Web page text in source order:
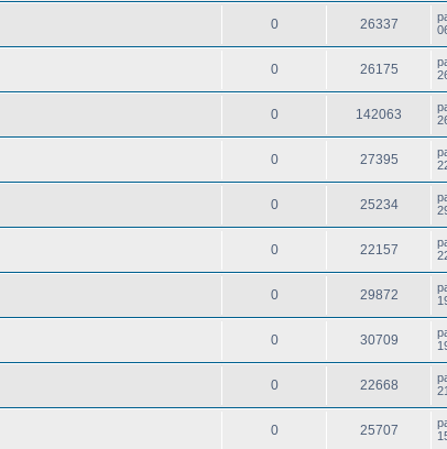
0 26337
0 26175
0 142063
0 27395
0 25234
0 22157
0 29872
0 30709
0 22668
0 25707